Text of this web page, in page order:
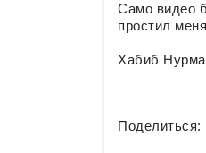
Само видео
простил
Хабиб
Поделиться: